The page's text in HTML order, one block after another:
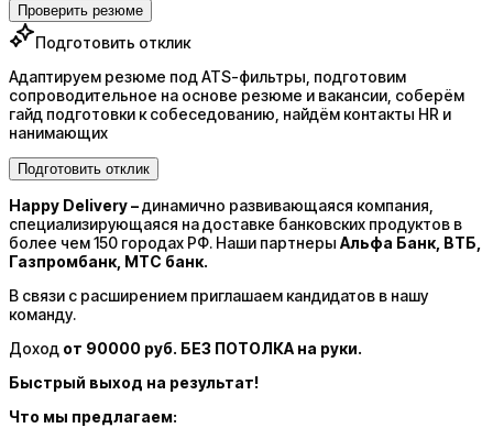
Проверить резюме
Подготовить отклик
Адаптируем резюме под ATS-фильтры, подготовим
сопроводительное на основе резюме и вакансии, соберём
гайд подготовки к собеседованию, найдём контакты HR и
нанимающих
Подготовить отклик
Happy Delivery –динамично развивающаяся компания,
специализирующаяся на доставке банковских продуктов в
более чем 150 городах РФ. Наши партнеры Альфа Банк, ВТБ,
Газпромбанк, МТС банк.
В связи с расширением приглашаем кандидатов в нашу
команду.
Доход от 90000 руб. БЕЗ ПОТОЛКА на руки.
Быстрый выход на результат!
Что мы предлагаем: